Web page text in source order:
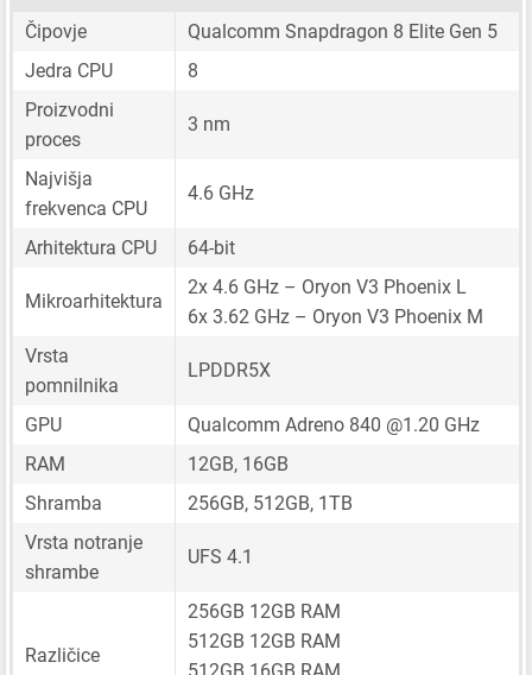
Čipovje
Qualcomm Snapdragon 8 Elite Gen 5
Jedra CPU
8
Proizvodni
proces
3 nm
Najvišja
frekvenca CPU
4.6 GHz
Arhitektura CPU 64-bit
Mikroarhitektura
2x 4.6 GHz – Oryon V3 Phoenix L
6x 3.62 GHz – Oryon V3 Phoenix M
Vrsta
pomnilnika
LPDDR5X
GPU
Qualcomm Adreno 840 @1.20 GHz
RAM
12GB, 16GB
Shramba
256GB, 512GB, 1TB
Vrsta notranje
shrambe
UFS 4.1
Različice
256GB 12GB RAM
512GB 12GB RAM